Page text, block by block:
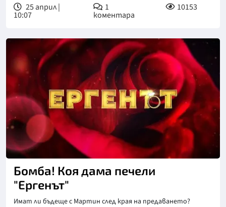
25 април |
10:07
1
коментара
10153
Бомба! Коя дама печели
"Ергенът"
Имат ли бъдеще с Мартин след края на предаването?